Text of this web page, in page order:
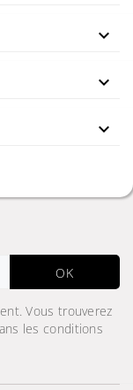



OK
Vous trouverez
les conditions